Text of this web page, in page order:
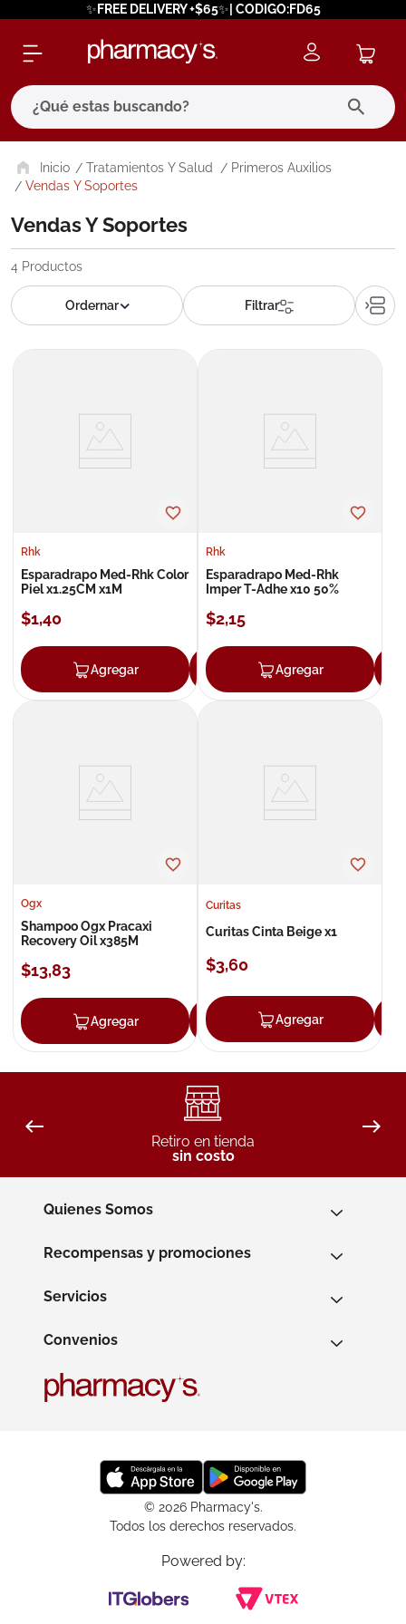
✨FREE DELIVERY +$65✨| CODIGO:FD65
¿Qué estas buscando?
Tratamientos Y Salud
Primeros Auxilios
Vendas Y Soportes
Vendas Y Soportes
4 Productos
Rhk
Esparadrapo Med-Rhk Color
Piel x1.25CM x1M
$1,40
Agregar Agregar
Rhk
Esparadrapo Med-Rhk
Imper T-Adhe x10 50%
$2,15
Agregar
Ogx
Shampoo Ogx Pracaxi
Recovery Oil x385M
$13,83
Agregar Agregar
Curitas
Curitas Cinta Beige x1
$3,60
Agregar
Retiro en tienda
sin costo
Quienes Somos
Recompensas y promociones
Servicios
Convenios
© 2026 Pharmacy's.
Todos los derechos reservados.
Powered by:
términos más buscados
2. protector solar
3. bioderma
5. cerave
roche posay
nivea